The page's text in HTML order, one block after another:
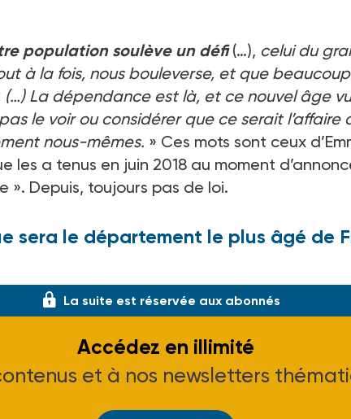
population soulève un défi(…), celui du
à la fois, nous bouleverse, et que beaucoup
(…) La dépendance est là, et ce nouvel âge
le voir ou considérer que ce serait l’affaire
nous-mêmes. » Ces mots sont ceux
les a tenus en juin 2018 au moment
Depuis, toujours pas de loi.
sera le département le plus âgé de
La suite est réservée aux abonnés
Accédez en illimité
et à nos newsletters